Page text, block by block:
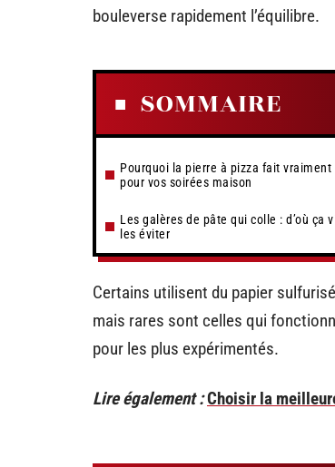
bouleverse rapidement l’équilibre.
SOMMAIRE
Pourquoi la pierre à pizza fait
pour vos soirées maison
Les galères de pâte qui colle : d’où ça
les éviter
Certains utilisent du papier
mais rares sont celles qui
pour les plus expérimentés.
Lire également :Choisir la